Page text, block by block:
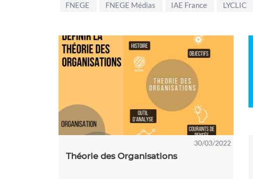
FNEGE
FNEGE Médias IAE France LYCLIC
30/03/2022
Théorie des Organisations